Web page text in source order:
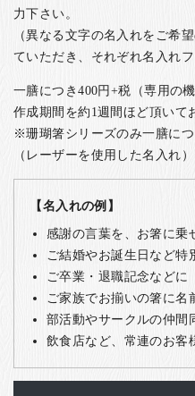
力下さい。
（異なる文字の名入れをご希
ていただき、それぞれ名入れ
一膳につき400円+税（専用の
作成期間を約1週間ほど頂いて
※珊瑚箸シリーズのみ一膳に
（レーザーを使用した名入れ）
【名入れの例】
感謝の言葉を、お箸に乗
ご結婚やお誕生日など特
ご卒業・退職記念などに
ご家族でお揃いの箸に名
部活動やサークルの仲間
飲食店など、常連のお客